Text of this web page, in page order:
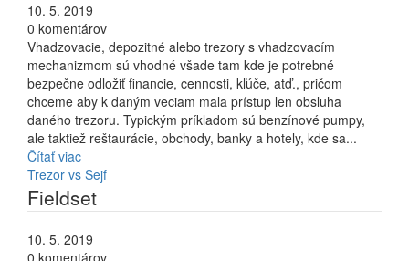
10. 5. 2019
0 komentárov
Vhadzovacie, depozitné alebo trezory s vhadzovacím
mechanizmom sú vhodné všade tam kde je potrebné
bezpečne odložiť financie, cennosti, kľúče, atď., pričom
chceme aby k daným veciam mala prístup len obsluha
daného trezoru. Typickým príkladom sú benzínové pumpy,
ale taktiež reštaurácie, obchody, banky a hotely, kde sa...
Čítať viac
Trezor vs Sejf
Fieldset
10. 5. 2019
0 komentárov